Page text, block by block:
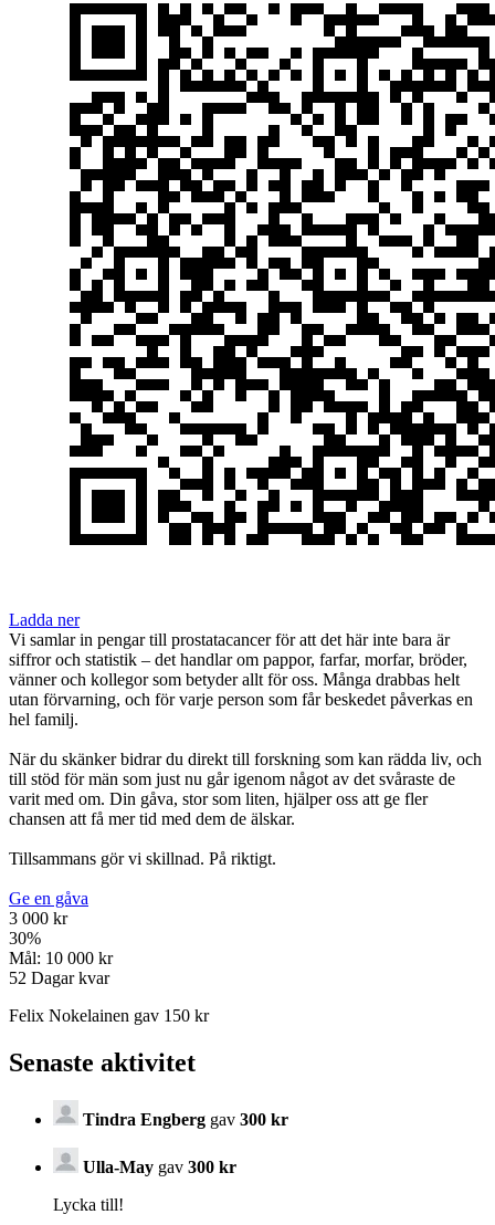
Ladda ner
Vi samlar in pengar till prostatacancer för att det här inte bara är
siffror och statistik – det handlar om pappor, farfar, morfar, bröder,
vänner och kollegor som betyder allt för oss. Många drabbas helt
utan förvarning, och för varje person som får beskedet påverkas en
hel familj.
När du skänker bidrar du direkt till forskning som kan rädda liv, och
till stöd för män som just nu går igenom något av det svåraste de
varit med om. Din gåva, stor som liten, hjälper oss att ge fler
chansen att få mer tid med dem de älskar.
Tillsammans gör vi skillnad. På riktigt.
Ge en gåva
3 000 kr
30%
Mål: 10 000 kr
52 Dagar kvar
Felix Nokelainen gav 150 kr
Senaste aktivitet
Tindra Engberg gav 300 kr
Ulla-May gav 300 kr
Lycka till!